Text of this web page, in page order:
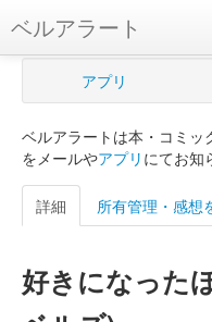
ベルアラート
ベルアラートとは
新規登録
ログイン
購入管理
アプリ
ベルアラートは本・コミッ
をメールやアプリ にてお知
詳細 所有管理・感想
好きになった